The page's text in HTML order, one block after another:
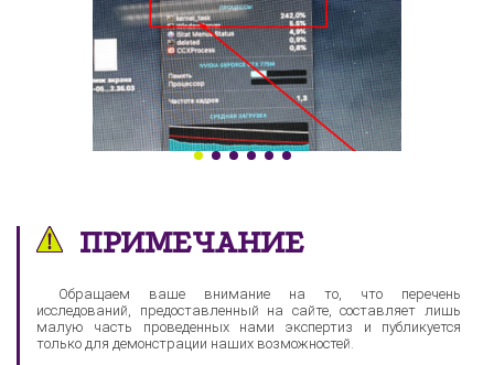
ПРИМЕЧАНИЕ
Обращаем ваше внимание на то, что перечень
исследований, предоставленный на сайте, составляет лишь
малую часть проведенных нами экспертиз и публикуется
только для демонстрации наших возможностей.